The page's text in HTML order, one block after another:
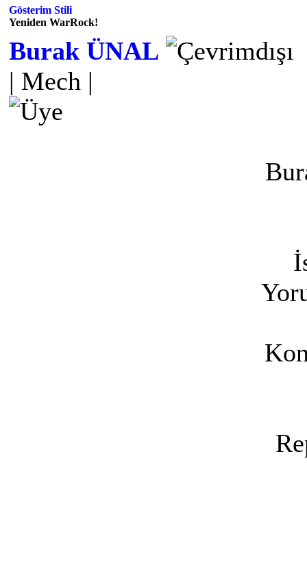
Gösterim Stili
Yeniden WarRock!
Burak ÜNAL
| Mech |